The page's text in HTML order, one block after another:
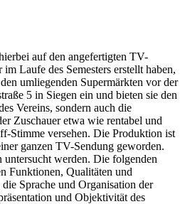
auf den angefertigten TV-
Laufe des Semesters erstellt haben,
umliegenden Supermärkten vor der
5 in Siegen ein und bieten sie den
Vereins, sondern auch die
Zuschauer etwa wie rentabel und
Stimme versehen. Die Produktion ist
ganzen TV-Sendung geworden.
werden. Die folgenden
Funktionen, Qualitäten und
Sprache und Organisation der
und Objektivität des